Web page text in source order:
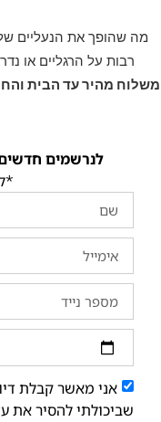
מה שהופך את הנעליים
רבות על הרגליים או
משלוח מהיר עד הבית
לנרשמים חדשים 10% הנחה לקנייה
אני מאשר קבלת
שביכולתי להסיר את